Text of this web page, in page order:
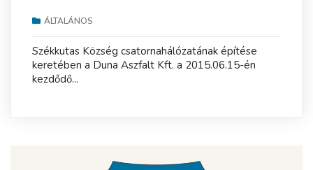
ÁLTALÁNOS
Székkutas Község csatornahálózatának építése
keretében a Duna Aszfalt Kft. a 2015.06.15-én
kezdődő...